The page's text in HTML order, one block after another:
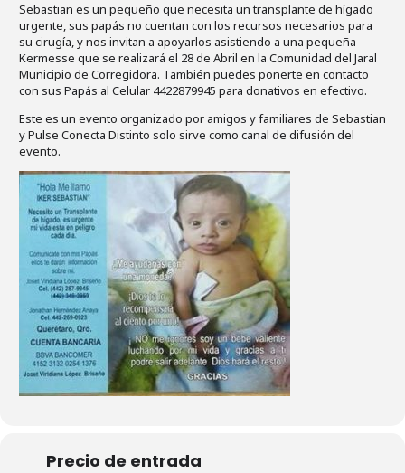
Sebastian es un pequeño que necesita un transplante de hígado
urgente, sus papás no cuentan con los recursos necesarios para
su cirugía, y nos invitan a apoyarlos asistiendo a una pequeña
Kermesse que se realizará el 28 de Abril en la Comunidad del Jaral
Municipio de Corregidora. También puedes ponerte en contacto
con sus Papás al Celular 4422879945 para donativos en efectivo.
Este es un evento organizado por amigos y familiares de Sebastian
y Pulse Conecta Distinto solo sirve como canal de difusión del
evento.
Precio de entrada